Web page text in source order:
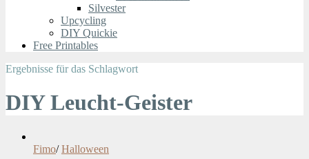
Silvester
Upcycling
DIY Quickie
Free Printables
Ergebnisse für das Schlagwort
DIY Leucht-Geister
Fimo/ Halloween